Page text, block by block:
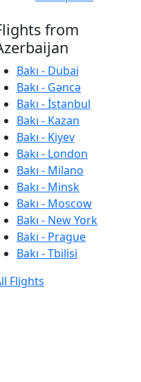
from
Bakı - Dubai
Bakı - Gəncə
Bakı - İstanbul
Bakı - Kazan
Bakı - Kiyev
Bakı - London
Bakı - Milano
Bakı - Minsk
Bakı - Moscow
Bakı - New York
Bakı - Prague
Bakı - Tbilisi
Flights